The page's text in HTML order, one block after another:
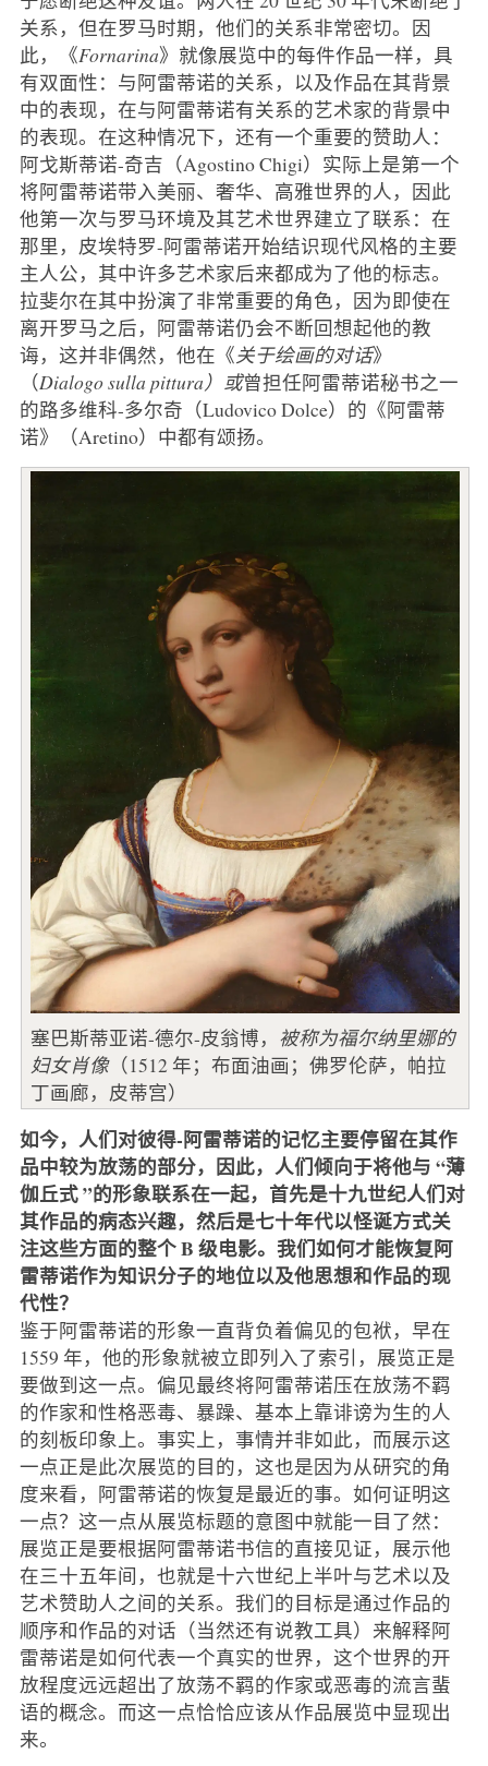
关系，但在罗马时期，他们的关系非常密切。因
此，《Fornarina》就像展览中的每件作品一样，具
有双面性：与阿雷蒂诺的关系，以及作品在其背景
中的表现，在与阿雷蒂诺有关系的艺术家的背景中
的表现。在这种情况下，还有一个重要的赞助人：
阿戈斯蒂诺-奇吉（Agostino Chigi）实际上是第一个
将阿雷蒂诺带入美丽、奢华、高雅世界的人，因此
他第一次与罗马环境及其艺术世界建立了联系：在
那里，皮埃特罗-阿雷蒂诺开始结识现代风格的主要
主人公，其中许多艺术家后来都成为了他的标志。
拉斐尔在其中扮演了非常重要的角色，因为即使在
离开罗马之后，阿雷蒂诺仍会不断回想起他的教
诲，这并非偶然，他在《关于绘画的对话》
（Dialogo sulla pittura）或曾担任阿雷蒂诺秘书之一
的路多维科-多尔奇（Ludovico Dolce）的《阿雷蒂
诺》（Aretino）中都有颂扬。
塞巴斯蒂亚诺-德尔-皮翁博， 被称为福尔纳里娜的
妇女肖像（1512 年；布面油画；佛罗伦萨，帕拉
丁画廊，皮蒂宫）
如今，人们对彼得-阿雷蒂诺的记忆主要停留在其作
品中较为放荡的部分，因此，人们倾向于将他与 “薄
伽丘式 ”的形象联系在一起，首先是十九世纪人们对
其作品的病态兴趣，然后是七十年代以怪诞方式关
注这些方面的整个 B 级电影。我们如何才能恢复阿
雷蒂诺作为知识分子的地位以及他思想和作品的现
代性？
鉴于阿雷蒂诺的形象一直背负着偏见的包袱，早在
1559 年，他的形象就被立即列入了索引，展览正是
要做到这一点。偏见最终将阿雷蒂诺压在放荡不羁
的作家和性格恶毒、暴躁、基本上靠诽谤为生的人
的刻板印象上。事实上，事情并非如此，而展示这
一点正是此次展览的目的，这也是因为从研究的角
度来看，阿雷蒂诺的恢复是最近的事。如何证明这
一点？这一点从展览标题的意图中就能一目了然：
展览正是要根据阿雷蒂诺书信的直接见证，展示他
在三十五年间，也就是十六世纪上半叶与艺术以及
艺术赞助人之间的关系。我们的目标是通过作品的
顺序和作品的对话（当然还有说教工具）来解释阿
雷蒂诺是如何代表一个真实的世界，这个世界的开
放程度远远超出了放荡不羁的作家或恶毒的流言蜚
语的概念。而这一点恰恰应该从作品展览中显现出
来。